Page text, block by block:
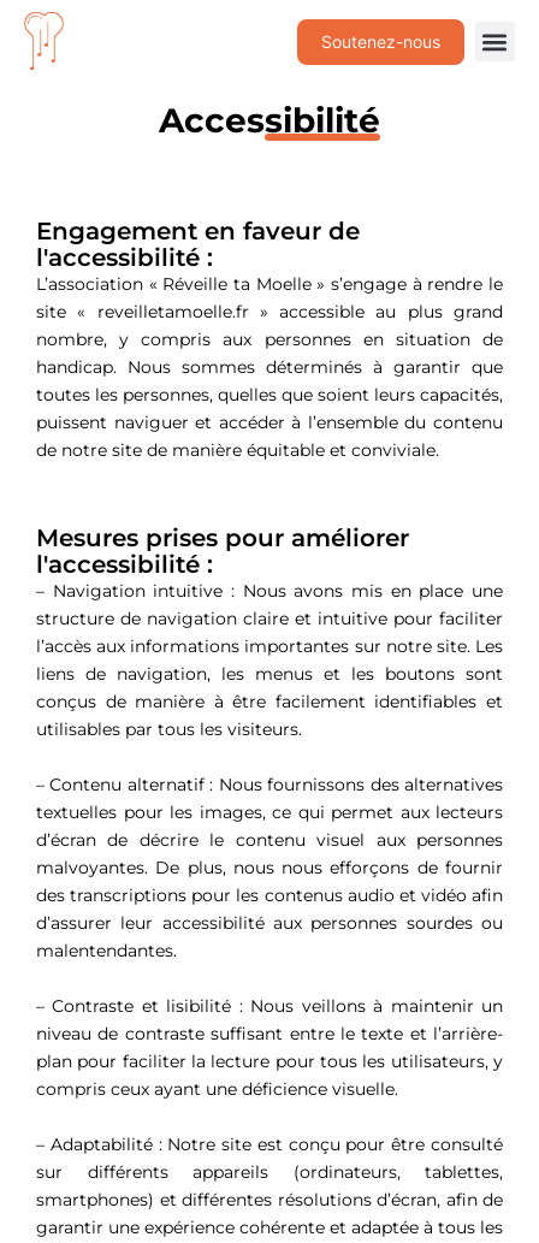
Soutenez-nous
Accessibilité
Engagement en faveur de
l'accessibilité :
L’association « Réveille ta Moelle » s’engage à rendre le
site « reveilletamoelle.fr » accessible au plus grand
nombre, y compris aux personnes en situation de
handicap. Nous sommes déterminés à garantir que
toutes les personnes, quelles que soient leurs capacités,
puissent naviguer et accéder à l’ensemble du contenu
de notre site de manière équitable et conviviale.
Mesures prises pour améliorer
l'accessibilité :
– Navigation intuitive : Nous avons mis en place une
structure de navigation claire et intuitive pour faciliter
l’accès aux informations importantes sur notre site. Les
liens de navigation, les menus et les boutons sont
conçus de manière à être facilement identifiables et
utilisables par tous les visiteurs.
– Contenu alternatif : Nous fournissons des alternatives
textuelles pour les images, ce qui permet aux lecteurs
d’écran de décrire le contenu visuel aux personnes
malvoyantes. De plus, nous nous efforçons de fournir
des transcriptions pour les contenus audio et vidéo afin
d’assurer leur accessibilité aux personnes sourdes ou
malentendantes.
– Contraste et lisibilité : Nous veillons à maintenir un
niveau de contraste suffisant entre le texte et l’arrière-
plan pour faciliter la lecture pour tous les utilisateurs, y
compris ceux ayant une déficience visuelle.
– Adaptabilité : Notre site est conçu pour être consulté
sur différents appareils (ordinateurs, tablettes,
smartphones) et différentes résolutions d’écran, afin de
garantir une expérience cohérente et adaptée à tous les